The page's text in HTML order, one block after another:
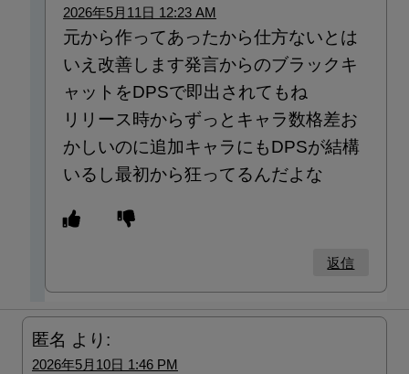
2026年5月11日 12:23 AM
元から作ってあったから仕方ないとは
いえ改善します発言からのブラックキ
ャットをDPSで即出されてもね
リリース時からずっとキャラ数格差お
かしいのに追加キャラにもDPSが結構
いるし最初から狂ってるんだよな
返信
匿名 より:
2026年5月10日 1:46 PM